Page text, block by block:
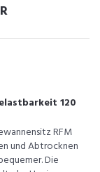
120
RFM
und Abtrocknen
Die